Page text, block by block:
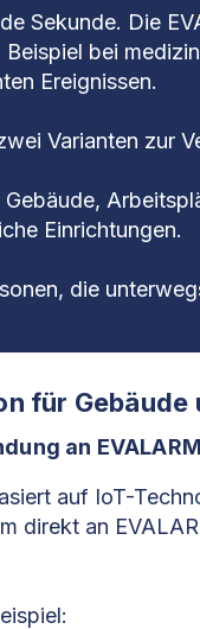
Sekunde. Die
bei
Ereignissen.
Varianten zur
Gebäude,
Einrichtungen.
die
für Gebäude
an
auf IoT-
direkt an